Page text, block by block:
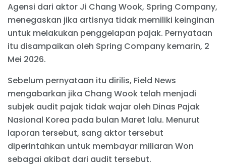
Agensi dari aktor Ji Chang Wook, Spring Company,
menegaskan jika artisnya tidak memiliki keinginan
untuk melakukan penggelapan pajak. Pernyataan
itu disampaikan oleh Spring Company kemarin, 2
Mei 2026.
Sebelum pernyataan itu dirilis, Field News
mengabarkan jika Chang Wook telah menjadi
subjek audit pajak tidak wajar oleh Dinas Pajak
Nasional Korea pada bulan Maret lalu. Menurut
laporan tersebut, sang aktor tersebut
diperintahkan untuk membayar miliaran Won
sebagai akibat dari audit tersebut.